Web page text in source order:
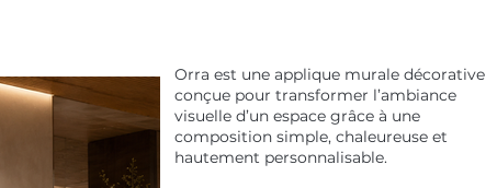
Orra est une applique murale décorative
conçue pour transformer l’ambiance
visuelle d’un espace grâce à une
composition simple, chaleureuse et
hautement personnalisable.